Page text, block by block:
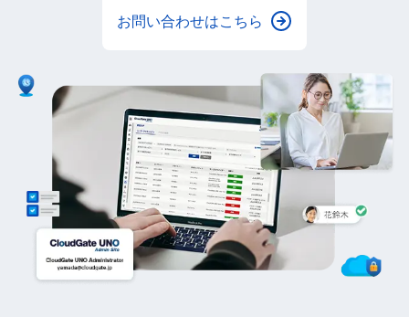
お問い合わせはこちら